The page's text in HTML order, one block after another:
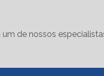
de nossos